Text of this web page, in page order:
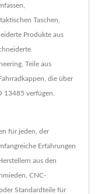
Taschen,
Produkte aus
Teile aus
die über
13485 verfügen.
für jeden, der
Erfahrungen
aus den
CNC-
Standardteile für